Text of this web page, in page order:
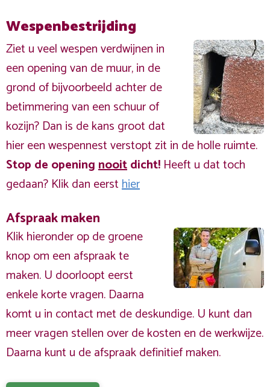
Wespenbestrijding
Ziet u veel wespen verdwijnen in
een opening van de muur, in de
grond of bijvoorbeeld achter de
betimmering van een schuur of
kozijn? Dan is de kans groot dat
hier een wespennest verstopt zit in de holle ruimte.
Stop de openingnooitdicht! Heeft u dat toch
gedaan? Klik dan eersthier
Afspraak maken
Klik hieronder op de groene
knop om een afspraak te
maken. U doorloopt eerst
enkele korte vragen. Daarna
komt u in contact met de deskundige. U kunt dan
meer vragen stellen over de kosten en de werkwijze.
Daarna kunt u de afspraak definitief maken.